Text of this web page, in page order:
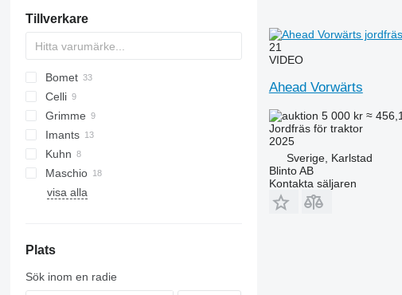
andra harvar
andra kompostmaskiner
ensilagerullar
Tillverkare
Multivator
FV
Bomet
U-series
Z-series
Celli
Pioneer
300-series
Grimme
DF
GF
R-series
Imants
R-series
Kuhn
Zirkon
Maschio
C-series
visa alla
Plats
Sök inom en radie
21
VIDEO
Ahead Vorwärts
5 000 kr ≈
Jordfräs för traktor
2025
Sverige, Karlstad
Blinto AB
Kontakta säljaren